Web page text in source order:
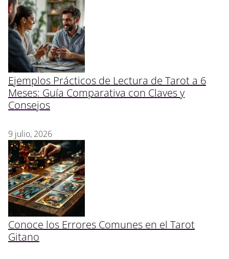
Ejemplos Prácticos de Lectura de Tarot a 6
Meses: Guía Comparativa con Claves y
Consejos
9 julio, 2026
Conoce los Errores Comunes en el Tarot
Gitano